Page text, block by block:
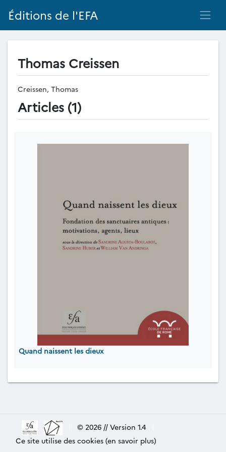
Éditions de l'EFA
Thomas Creissen
Creissen, Thomas
Articles (1)
Quand naissent les dieux
© 2026 // Version 1.4
Ce site utilise des cookies (en savoir plus)